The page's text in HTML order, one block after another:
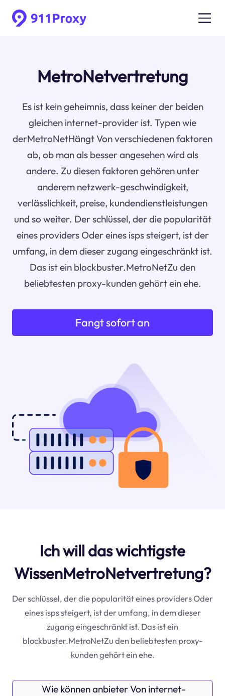
MetroNetvertretung
Es ist kein geheimnis, dass keiner der beiden
gleichen internet-provider ist. Typen wie
derMetroNetHängt Von verschiedenen faktoren
ab, ob man als besser angesehen wird als
andere. Zu diesen faktoren gehören unter
anderem netzwerk-geschwindigkeit,
verlässlichkeit, preise, kundendienstleistungen
und so weiter. Der schlüssel, der die popularität
eines providers Oder eines isps steigert, ist der
umfang, in dem dieser zugang eingeschränkt ist.
Das ist ein blockbuster.MetroNetZu den
beliebtesten proxy-kunden gehört ein ehe.
Fangt sofort an
Ich will das wichtigste
WissenMetroNetvertretung?
Der schlüssel, der die popularität eines providers Oder
eines isps steigert, ist der umfang, in dem dieser
zugang eingeschränkt ist. Das ist ein
blockbuster.MetroNetZu den beliebtesten proxy-
kunden gehört ein ehe.
Wie können anbieter Von internet-